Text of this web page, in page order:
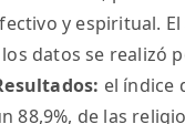
y espiritual. El
datos se realizó
el índice
88,9%, de las